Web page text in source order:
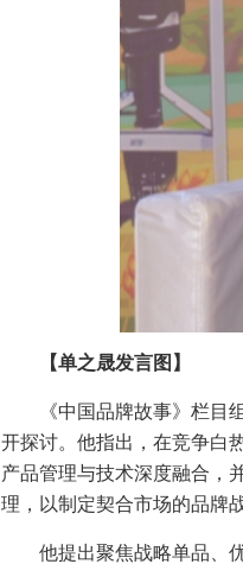
【单之晟发言图】
《中国品牌故事》栏
开探讨。他指出，在竞争白
产品管理与技术深度融合，
理，以制定契合市场的品牌
他提出聚焦战略单品、